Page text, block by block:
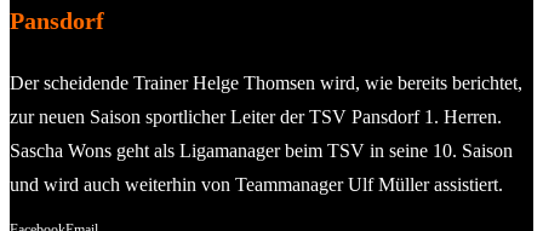
Pansdorf
Der scheidende Trainer Helge Thomsen wird, wie bereits berichtet,
zur neuen Saison sportlicher Leiter der TSV Pansdorf 1. Herren.
Sascha Wons geht als Ligamanager beim TSV in seine 10. Saison
und wird auch weiterhin von Teammanager Ulf Müller assistiert.